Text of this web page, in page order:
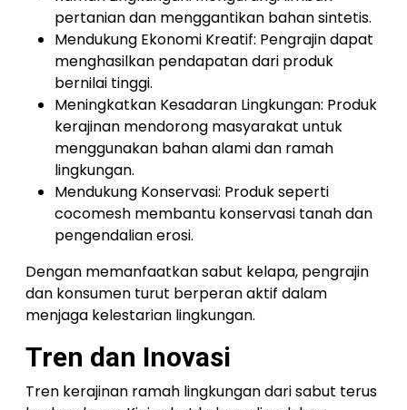
pertanian dan menggantikan bahan sintetis.
Mendukung Ekonomi Kreatif: Pengrajin dapat
menghasilkan pendapatan dari produk
bernilai tinggi.
Meningkatkan Kesadaran Lingkungan: Produk
kerajinan mendorong masyarakat untuk
menggunakan bahan alami dan ramah
lingkungan.
Mendukung Konservasi: Produk seperti
cocomesh membantu konservasi tanah dan
pengendalian erosi.
Dengan memanfaatkan sabut kelapa, pengrajin
dan konsumen turut berperan aktif dalam
menjaga kelestarian lingkungan.
Tren dan Inovasi
Tren kerajinan ramah lingkungan dari sabut terus